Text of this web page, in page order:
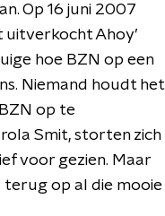
Op 16 juni 2007
Ahoy’
hoe BZN op een
Niemand houdt het
op te
Smit, storten zich
voor gezien. Maar
terug op al die mooie